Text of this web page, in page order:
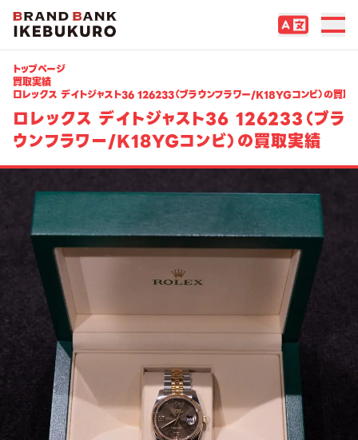
トップページ
買取実績
ロレックス デイトジャスト36 126233（ブラウンフラワー/K18YGコンビ）の買取
ロレックス デイトジャスト36 126233（ブラ
ウンフラワー/K18YGコンビ）の買取実績